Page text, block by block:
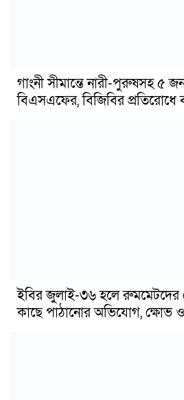
গাংনী সীমান্তে নারী-পুরুষসহ ৫
বিএসএফের, বিজিবির প্রতিরোধে
ইবির জুলাই-৩৬ হলে রুমমেটদের
কাছে পাঠানোর অভিযোগ, ক্ষোভ ও